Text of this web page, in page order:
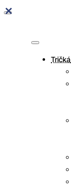
Tričká